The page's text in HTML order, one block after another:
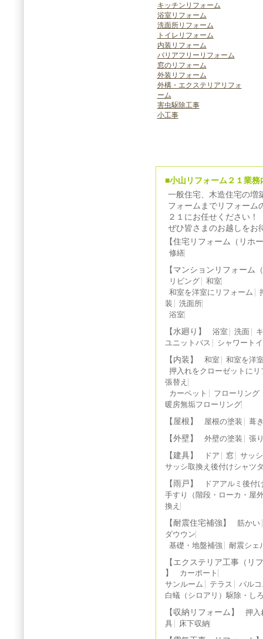
キッチンリフォーム
浴室リフォーム
洗面所リフォーム
トイレリフォーム
内装リフォーム
バリアフリーリフォーム
窓のリフォーム
外装リフォーム
外構・エクステリアリフォ
ーム
害虫駆除工事
小工事
■小山リフォーム２１業務
一般住宅、木造住宅の増
フォームまでリフォーム
２１にお任せください！
ぜひ皆さまのお越しをお
【住宅リフォーム（リホ
修繕
【マンションリフォーム
リビング
和室
和室を洋室にリフォーム
装
洗面所
浴室
【水廻り】 浴室 洗面
ユニットバス
シャワート
【内装】 和室
和室を洋
押入れをクローゼットに
張替え
カーペット
フローリング
暖房無垢フローリング
【屋根】 屋根の塗装 葺
【外壁】 外壁の塗装 張
【建具】 ドア 窓
サッ
サッシ取換え後付けシャツ
【雨戸】
ドアアルミ後付
手すり（階段・ローカ・屋
換え
【耐震住宅補強】
筋かい
ダウウン
基礎・地盤補強
耐震シェ
【エクステリア工事（リ
】
カーポート
サンルーム
テラス
バル
白蟻（シロアリ）駆除・し
【収納リフォーム】
押入
具
床下収納